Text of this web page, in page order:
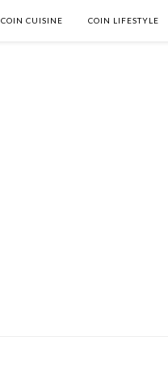
COIN CUISINE COIN LIFESTYLE